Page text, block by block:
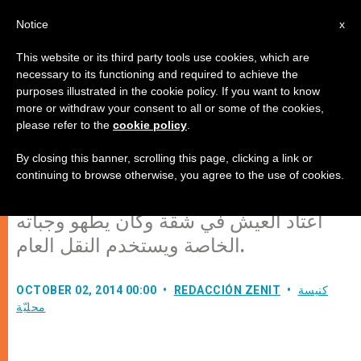
بعض الوقائع المثيرة للاهتمام في حياة
البابا فرنسيس…
اعتاد العيش في شقة وكان يطهو وجباته
الخاصة ويستخدم النقل العام.
OCTOBER 02, 2014 00:00 REDACCIÓN ZENIT
كنيسة
محليّة
x
Notice
This website or its third party tools use cookies, which are
necessary to its functioning and required to achieve the
purposes illustrated in the cookie policy. If you want to know
more or withdraw your consent to all or some of the cookies,
please refer to the cookie policy
By closing this banner, scrolling this page, clicking a link or
continuing to browse otherwise, you agree to the use of cookies.